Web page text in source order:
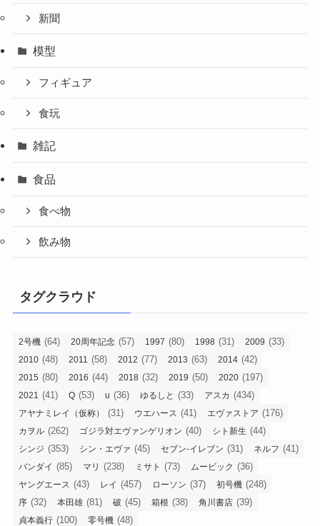
新聞
模型
フィギュア
食玩
雑記
食品
食べ物
飲み物
タグクラウド
2号機 (64) 20周年記念 (57) 1997 (80) 1998 (31) 2009 (33)
2010 (48) 2011 (58) 2012 (77) 2013 (63) 2014 (42)
2015 (80) 2016 (44) 2018 (32) 2019 (50) 2020 (197)
2021 (41) Q (53) u (36) ゆるしと (33) アスカ (434)
アヤナミレイ（仮称） (31) ウエハース (41) エヴァストア (176)
カヲル (262) ゴジラ対エヴァンゲリオン (40) シト新生 (44)
シンジ (353) シン・エヴァ (45) セブン-イレブン (31) ネルフ (41)
バンダイ (85) マリ (238) ミサト (73) ムービック (36)
ヤングエース (43) レイ (457) ローソン (37) 初号機 (248)
序 (32) 本田雄 (81) 破 (45) 箱根 (38) 角川書店 (39)
貞本義行 (100) 零号機 (48)